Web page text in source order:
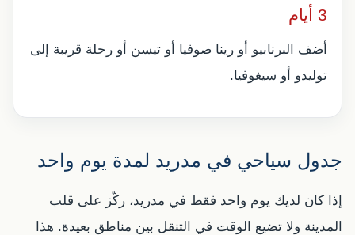
3 أيام
أضف البرنابيو أو رينا صوفيا أو تيسن أو رحلة قريبة إلى
توليدو أو سيغوفيا.
جدول سياحي في مدريد لمدة يوم واحد
إذا كان لديك يوم واحد فقط في مدريد، ركّز على قلب
المدينة ولا تضيع الوقت في التنقل بين مناطق بعيدة. هذا